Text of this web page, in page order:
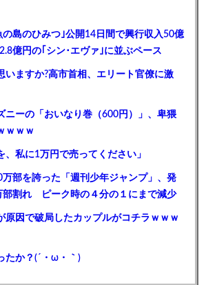
の島のひみつ｣公開14日間で興行収入50億
億円の｢シン･エヴァ｣に並ぶペース
いますか?高市首相、エリート官僚に激
ニーの「おいなり巻（600円）」、卑猥
ｗｗｗ
、私に1万円で売ってください」
万部を誇った「週刊少年ジャンプ」、発
部割れ ピーク時の４分の１にまで減少
原因で破局したカップルがコチラｗｗｗ
たか？(´・ω・｀)